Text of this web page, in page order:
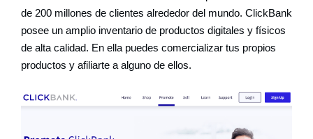
de 200 millones de clientes alrededor del mundo. ClickBank
posee un amplio inventario de productos digitales y físicos
de alta calidad. En ella puedes comercializar tus propios
productos y afiliarte a alguno de ellos.